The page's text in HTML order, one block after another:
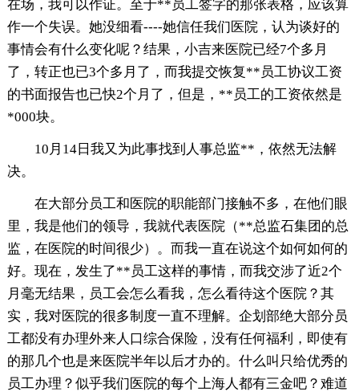
在场，我可以作证。至于**员工签字的那张表格，应该算
作一个失误。她没细看----她信任我们医院，认为谈好的
事情会有什么变化呢？结果，小吉来医院已经7个多月
了，转正也已3个多月了，而我提交恢复**员工协议工资
的书面报告也已快2个月了，但是，**员工的工资依然是
*000块。
10月14日我又为此事找到人事总监**，依然无法解
决。
在大部分员工和医院的职能部门接触不多，在他们眼
里，我是他们的领导，我就代表医院（**总监石集团的总
监，在医院的时间很少）。而我一直在说这个如何如何的
好。现在，发生了**员工这样的事情，而我交涉了近2个
月毫无结果，员工会怎么看我，怎么看待这个医院？其
实，我对医院的很多制度一直不理解。企划部绝大部分员
工都没有办理外来人口综合保险，没有任何福利，即使有
的那几个也是来医院半年以后才办的。什么叫只给优秀的
员工办理？似乎我们医院的每个上海人都有三金吧？难道